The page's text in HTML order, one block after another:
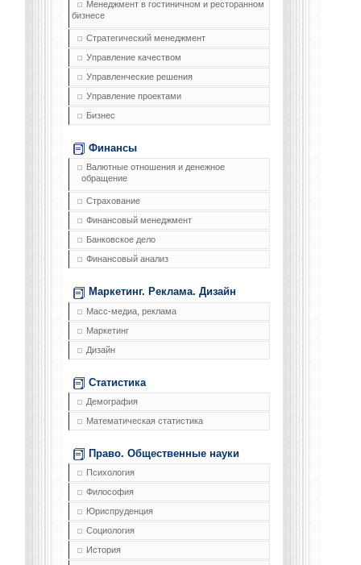
Менеджмент в гостиничном и ресторанном
бизнесе
Стратегический менеджмент
Управление качеством
Управленческие решения
Управление проектами
Бизнес
Финансы
Валютные отношения и денежное
обращение
Страхование
Финансовый менеджмент
Банковское дело
Финансовый анализ
Маркетинг. Реклама. Дизайн
Масс-медиа, реклама
Маркетинг
Дизайн
Статистика
Демография
Математическая статистика
Право. Общественные науки
Психология
Философия
Юриспруденция
Социология
История